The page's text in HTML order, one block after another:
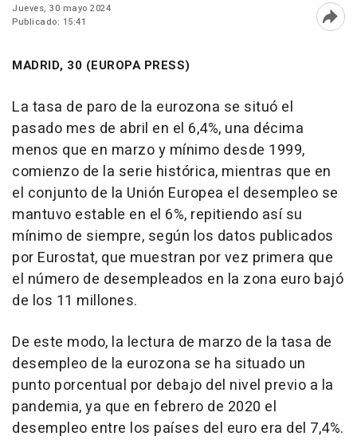
Jueves, 30 mayo 2024
Publicado: 15:41
MADRID, 30 (EUROPA PRESS)
La tasa de paro de la eurozona se situó el
pasado mes de abril en el 6,4%, una décima
menos que en marzo y mínimo desde 1999,
comienzo de la serie histórica, mientras que en
el conjunto de la Unión Europea el desempleo se
mantuvo estable en el 6%, repitiendo así su
mínimo de siempre, según los datos publicados
por Eurostat, que muestran por vez primera que
el número de desempleados en la zona euro bajó
de los 11 millones.
De este modo, la lectura de marzo de la tasa de
desempleo de la eurozona se ha situado un
punto porcentual por debajo del nivel previo a la
pandemia, ya que en febrero de 2020 el
desempleo entre los países del euro era del 7,4%.